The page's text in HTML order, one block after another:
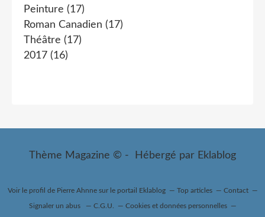
Peinture (17)
Roman Canadien (17)
Théâtre (17)
2017 (16)
Thème Magazine © - Hébergé par Eklablog
Voir le profil de Pierre Ahnnesur le portail Eklablog Top articles Contact
Signaler un abus C.G.U. Cookies et données personnelles